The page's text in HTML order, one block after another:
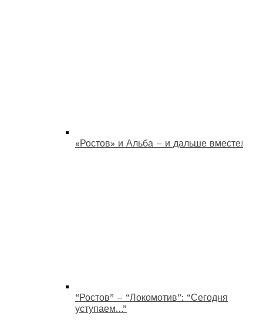
«Ростов» и Альба – и дальше вместе!
“Ростов” – “Локомотив”: “Сегодня
уступаем…”